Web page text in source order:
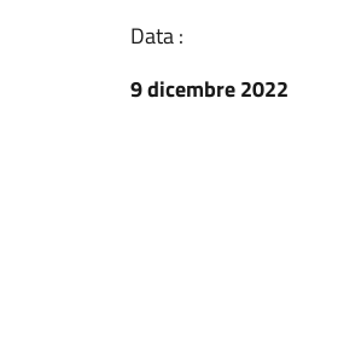
Data :
9 dicembre 2022